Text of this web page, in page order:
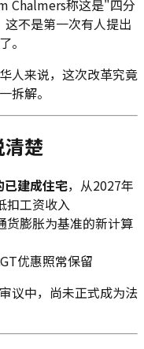
Chalmers称这是"四分
不是第一次有人提出
。
人来说，这次改革究竟
拆解。
楚
已建成住宅，从2027年
扣工资收入
货膨胀为基准的新计算
优惠照常保留
议中，尚未正式成为法